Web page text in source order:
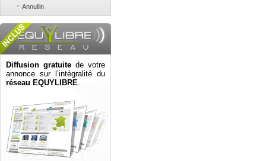
Annullin
Diffusion gratuite de votre
annonce sur l’intégralité du
réseau EQUYLIBRE.